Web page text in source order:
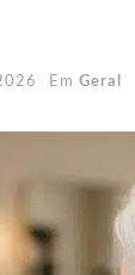
Em Geral